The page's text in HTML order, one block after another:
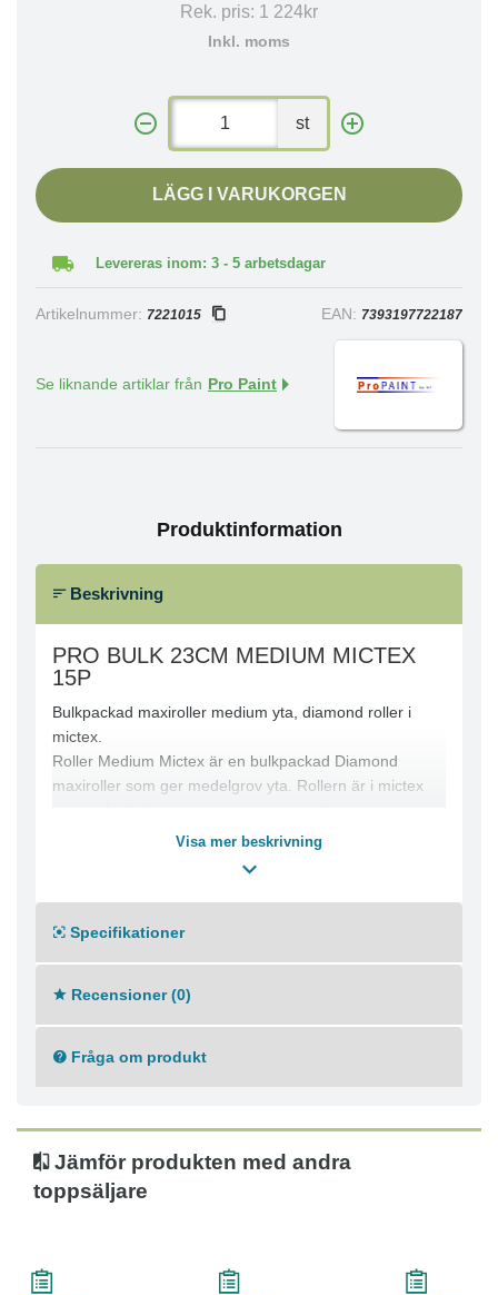
Rek. pris: 1 224kr
Inkl. moms
st
LÄGG I VARUKORGEN
Levereras inom: 3 - 5 arbetsdagar
Artikelnummer: 7221015 EAN: 7393197722187
Se liknande artiklar från Pro Paint
Produktinformation
Beskrivning
PRO BULK 23CM MEDIUM MICTEX
15P
Bulkpackad maxiroller medium yta, diamond roller i
mictex.
Roller Medium Mictex är en bulkpackad Diamond
maxiroller som ger medelgrov yta. Rollern är i mictex
även tjänar som förvaring. Bra och miljövänligt.
rollers och penslar. Nya generationen Mäster rollers
slår det mesta!
Visa mer beskrivning
Specifikationer
Recensioner (0)
Fråga om produkt
Jämför produkten med andra
toppsäljare